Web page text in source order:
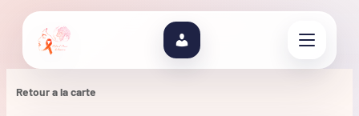
Retour a la carte